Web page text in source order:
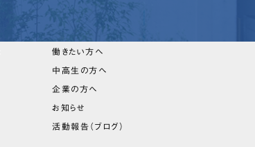
働きたい方へ
中高生の方へ
企業の方へ
お知らせ
活動報告（ブログ）